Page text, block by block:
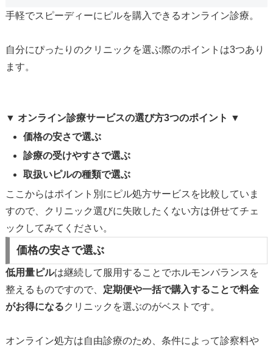
手軽でスピーディーにピルを購入できるオンライン診療。
自分にぴったりのクリニックを選ぶ際のポイントは3つあり
ます。
▼ オンライン診療サービスの選び方3つのポイント ▼
価格の安さで選ぶ
診療の受けやすさで選ぶ
取扱いピルの種類で選ぶ
ここからはポイント別にピル処方サービスを比較していま
すので、クリニック選びに失敗したくない方は併せてチェ
ックしてみてください。
価格の安さで選ぶ
低用量ピルは継続して服用することでホルモンバランスを
整えるものですので、 定期便や一括で購入することで料金
がお得になるクリニックを選ぶのがベストです。
オンライン処方は自由診療のため、条件によって診察料や